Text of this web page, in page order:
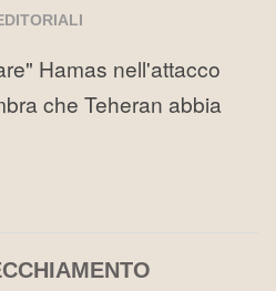
Hamas nell'attacco
che Teheran abbia